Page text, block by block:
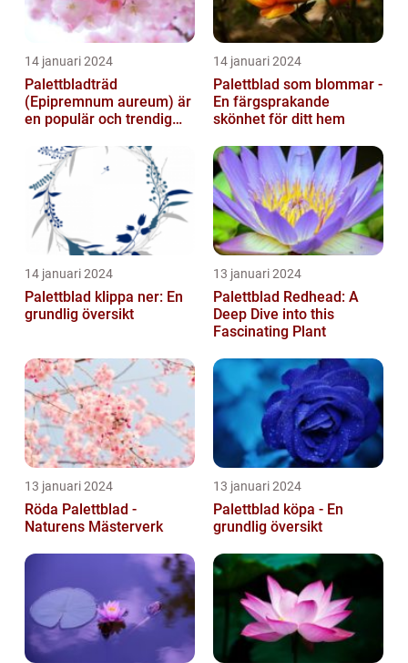
14 januari 2024
Palettbladträd
(Epipremnum aureum) är
en populär och trendig
populär de ...
14 januari 2024
Palettblad som blommar -
En färgsprakande
skönhet för ditt hem
14 januari 2024
Palettblad klippa ner: En
grundlig översikt
13 januari 2024
Palettblad Redhead: A
Deep Dive into this
Fascinating Plant
13 januari 2024
Röda Palettblad -
Naturens Mästerverk
13 januari 2024
Palettblad köpa - En
grundlig översikt